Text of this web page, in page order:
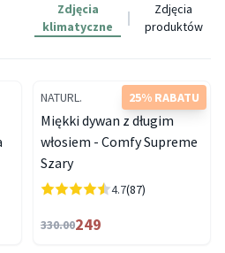
Zdjęcia
klimatyczne
Zdjęcia
produktów
25% RABATU
NATURL.
Miękki dywan z długim
włosiem - Comfy Supreme
Szary
4.7(87)
330.00249